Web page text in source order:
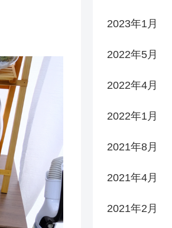
2023年1月
2022年5月
2022年4月
2022年1月
2021年8月
2021年4月
2021年2月